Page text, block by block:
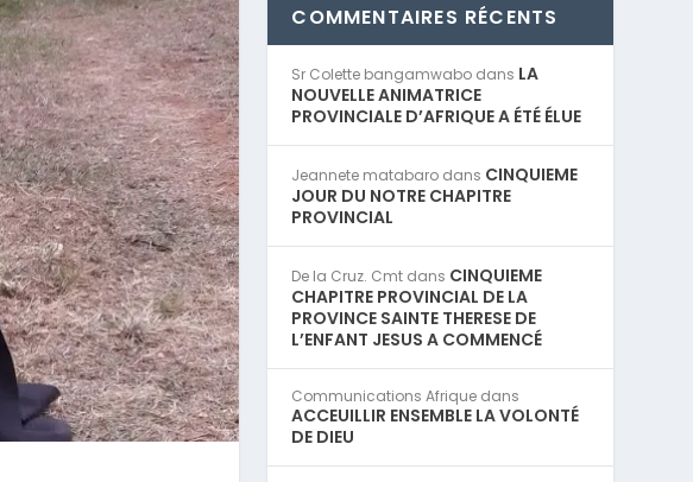
COMMENTAIRES RÉCENTS
Sr Colette bangamwabo dans LA
NOUVELLE ANIMATRICE
PROVINCIALE D’AFRIQUE A ÉTÉ ÉLUE
Jeannete matabaro dans CINQUIEME
JOUR DU NOTRE CHAPITRE
PROVINCIAL
De la Cruz. Cmt dans CINQUIEME
CHAPITRE PROVINCIAL DE LA
PROVINCE SAINTE THERESE DE
L’ENFANT JESUS A COMMENCÉ
Communications Afrique dans
ACCEUILLIR ENSEMBLE LA VOLONTÉ
DE DIEU